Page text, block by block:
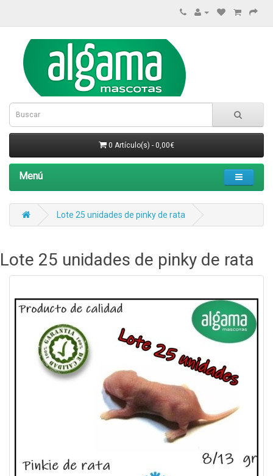
0 Artículo(s) - 0,00€
Menú
Lote 25 unidades de pinky de rata
Lote 25 unidades de pinky de rata